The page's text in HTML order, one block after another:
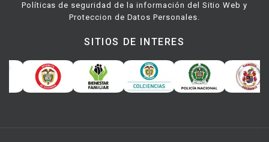
Políticas de seguridad de la información del Sitio Web y
Proteccion de Datos Personales.
SITIOS DE INTERES